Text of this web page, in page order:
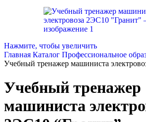
Нажмите, чтобы увеличить
Главная Каталог Профессиональное
Учебный тренажер машиниста
Учебный тренажер
машиниста